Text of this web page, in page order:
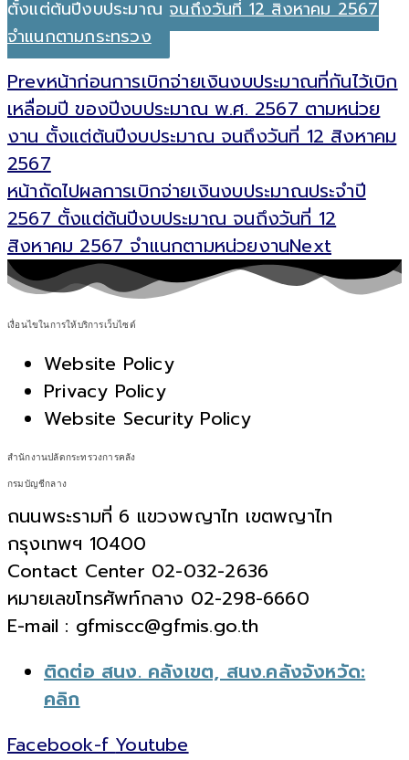
ตั้งแต่ต้นปีงบประมาณ จนถึงวันที่ 12 สิงหาคม 2567
จำแนกตามกระทรวง
Prevหน้าก่อนการเบิกจ่ายเงินงบประมาณที่กันไว้เบิก
เหลื่อมปี ของปีงบประมาณ พ.ศ. 2567 ตามหน่วย
งาน ตั้งแต่ต้นปีงบประมาณ จนถึงวันที่ 12 สิงหาคม
2567
หน้าถัดไปผลการเบิกจ่ายเงินงบประมาณประจำปี
2567 ตั้งแต่ต้นปีงบประมาณ จนถึงวันที่ 12
สิงหาคม 2567 จำแนกตามหน่วยงานNext
เงื่อนไขในการให้บริการเว็บไซต์
Website Policy
Privacy Policy
Website Security Policy
สำนักงานปลัดกระทรวงการคลัง
กรมบัญชีกลาง
ถนนพระรามที่ 6 แขวงพญาไท เขตพญาไท
กรุงเทพฯ 10400
Contact Center 02-032-2636
หมายเลขโทรศัพท์กลาง 02-298-6660
E-mail : gfmiscc@gfmis.go.th
ติดต่อ สนง. คลังเขต, สนง.คลังจังหวัด:
คลิก
Facebook-f Youtube